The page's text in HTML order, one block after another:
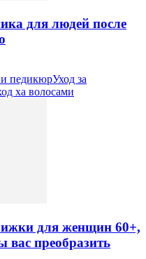
для людей после
педикюрУход за
ха волосами
для женщин 60+,
вас преобразить